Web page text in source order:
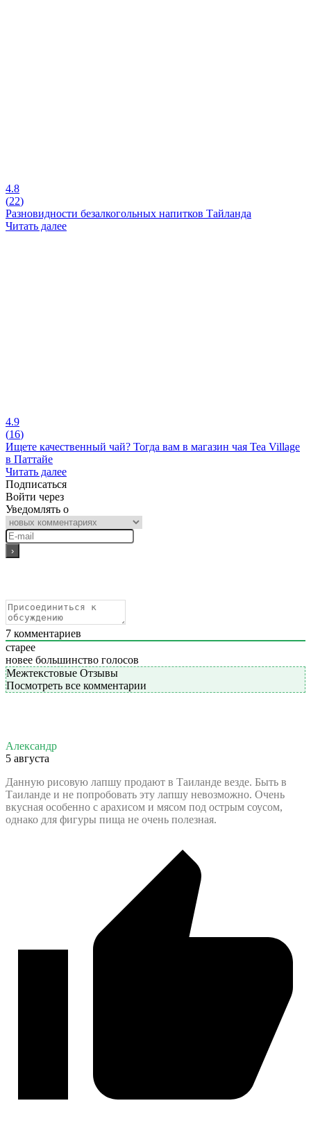
4.8
(22)
Разновидности безалкогольных напитков Тайланда
Читать далее
4.9
(16)
Ищете качественный чай? Тогда вам в магазин чая Tea Village
в Паттайе
Читать далее
Подписаться
Войти через
Уведомлять о
7 комментариев
старее
новее большинство голосов
Межтекстовые Отзывы
Посмотреть все комментарии
Александр
5 августа
Данную рисовую лапшу продают в Таиланде везде. Быть в
Таиланде и не попробовать эту лапшу невозможно. Очень
вкусная особенно с арахисом и мясом под острым соусом,
однако для фигуры пища не очень полезная.